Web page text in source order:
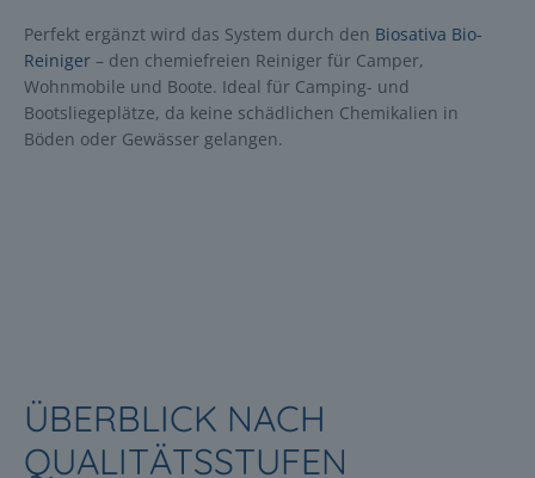
Perfekt ergänzt wird das System durch den Biosativa Bio-
Reiniger – den chemiefreien Reiniger für Camper,
Wohnmobile und Boote. Ideal für Camping- und
Bootsliegeplätze, da keine schädlichen Chemikalien in
Böden oder Gewässer gelangen.
ÜBERBLICK NACH
QUALITÄTSSTUFEN